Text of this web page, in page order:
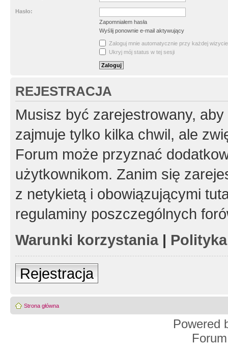
Hasło:
Zapomniałem hasła
Wyślij ponownie e-mail aktywujący
Zaloguj mnie automatycznie przy każdej wizycie
Ukryj mój status w tej sesji
REJESTRACJA
Musisz być zarejestrowany,
zajmuje tylko kilka chwil, ale
Forum może przyznać
użytkownikom. Zanim się
z netykietą i obowiązującymi
regulaminy poszczególnych
Warunki korzystania|
Rejestracja
Strona główna
Powered